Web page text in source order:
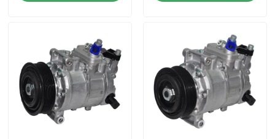
Produkte
Videos
Über uns